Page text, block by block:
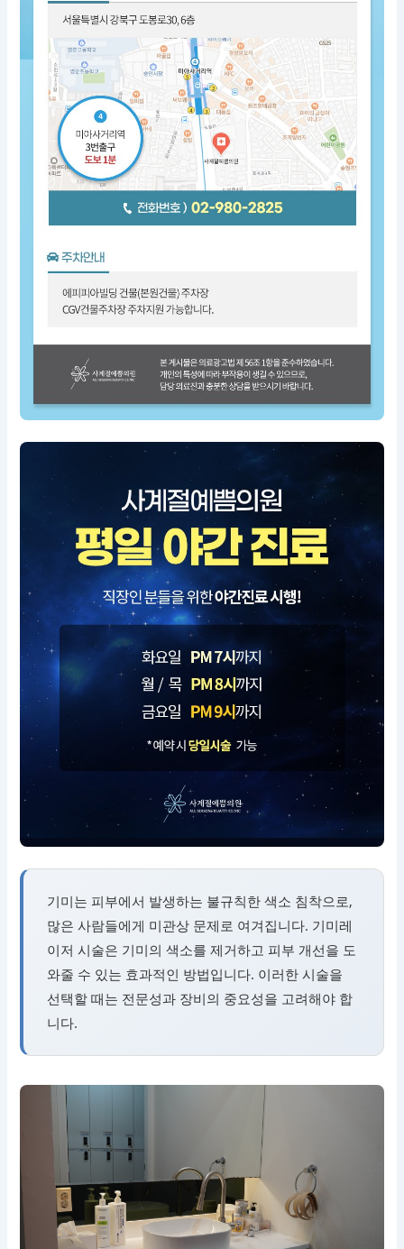
기미는 피부에서 발생하는 불규칙한 색소 침착으로,
많은 사람들에게 미관상 문제로 여겨집니다. 기미레
이저 시술은 기미의 색소를 제거하고 피부 개선을 도
와줄 수 있는 효과적인 방법입니다. 이러한 시술을
선택할 때는 전문성과 장비의 중요성을 고려해야 합
니다.